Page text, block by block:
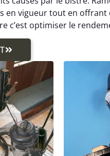
en vigueur tout en offrant
c’est optimiser le